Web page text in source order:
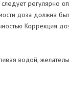
регулярно
доза должна
Коррекция
водой,